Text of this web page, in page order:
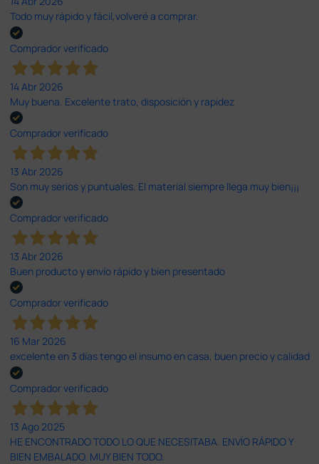
Todo muy rápido y fácil,volveré a comprar.
Comprador verificado
14 Abr 2026
Muy buena. Excelente trato, disposición y rapidez
Comprador verificado
13 Abr 2026
Son muy serios y puntuales. El material siempre llega muy bien¡¡¡
Comprador verificado
13 Abr 2026
Buen producto y envío rápido y bien presentado
Comprador verificado
16 Mar 2026
excelente en 3 días tengo el insumo en casa, buen precio y calidad
Comprador verificado
13 Ago 2025
HE ENCONTRADO TODO LO QUE NECESITABA. ENVÍO RÁPIDO Y
BIEN EMBALADO. MUY BIEN TODO.